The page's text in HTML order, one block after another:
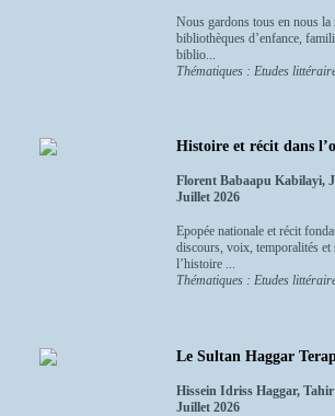
Nous gardons tous en nous
bibliothèques d’enfance,
biblio...
Thématiques : Etudes
Histoire et récit dans
Florent Babaapu Kabilayi,
Juillet 2026
Epopée nationale et récit
discours, voix, temporalités
l’histoire ...
Thématiques : Etudes
Le Sultan Haggar
Hissein Idriss Haggar,
Juillet 2026